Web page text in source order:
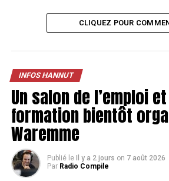
CLIQUEZ POUR
INFOS HANNUT
Un salon de l’emploi
formation bientôt
Waremme
Publié le Il y a 2 jours on 7 août 2026
Par Radio Compile